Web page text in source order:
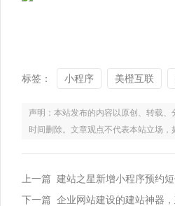
标签： 小程序 美橙互联
声明：本站发布的内容以原创、转载
时间删除。文章观点不代表本站立场，
上一篇 建站之星新增小程序预约
下一篇 企业网站建设的建站神器